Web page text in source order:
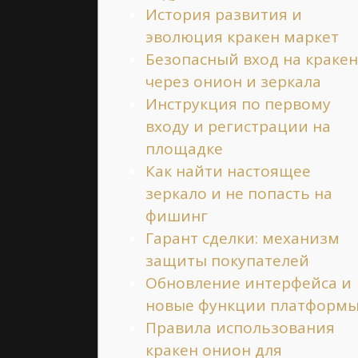
История развития и
эволюция кракен маркет
Безопасный вход на кракен
через онион и зеркала
Инструкция по первому
входу и регистрации на
площадке
Как найти настоящее
зеркало и не попасть на
фишинг
Гарант сделки: механизм
защиты покупателей
Обновление интерфейса и
новые функции
Правила использования
кракен онион для